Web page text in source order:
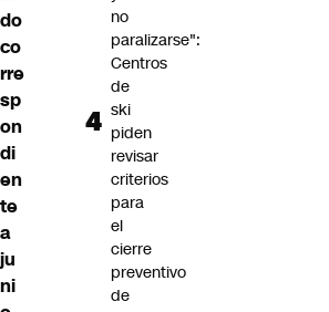
do
co
rre
sp
on
di
en
te
a
ju
ni
no
paralizarse":
Centros
de
ski
piden
revisar
criterios
para
el
cierre
preventivo
de